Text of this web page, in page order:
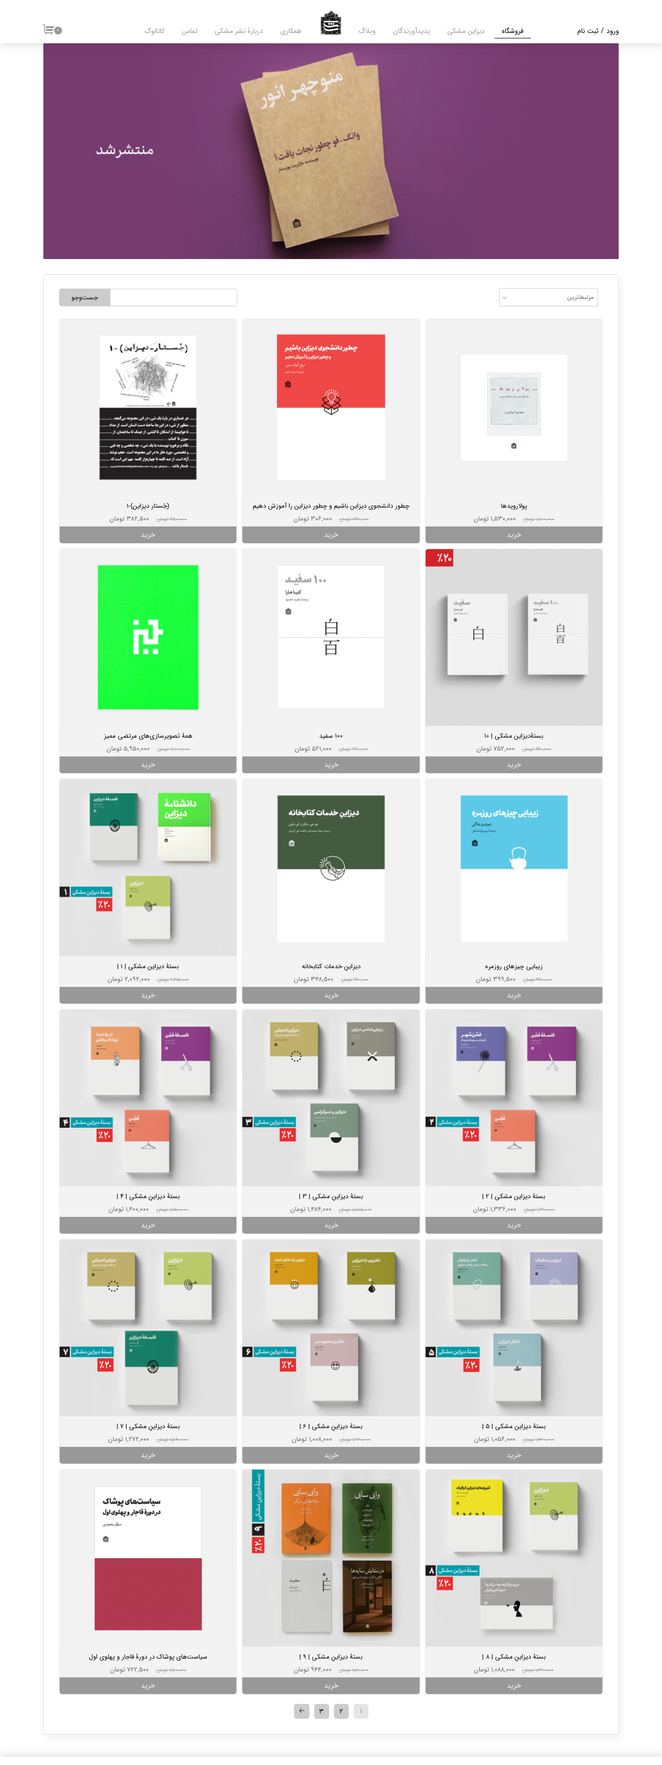
ورود / ثبت نام
حساب کاربری من
۰ همکاری دربارۀ نشر مشکی تماس کاتالوگ فروشگاه دیزاین مشکی پدید‌آورندگان وبلاگ
مرتبط‌ترین
پولارویدها
۱,۸۰۰,۰۰۰ تومان ۱,۵۳۰,۰۰۰ تومان
خرید
چطور دانشجوی دیزاین باشیم و چطور دیزاین را آموزش دهیم
۳۶۰,۰۰۰ تومان ۳۰۶,۰۰۰ تومان
خرید
(جُستار دیزاین)-1
۴۵۰,۰۰۰ تومان ۳۸۲,۵۰۰ تومان
خرید
بستۀ‌دیزاین مشکی | 10
۹۴۰,۰۰۰ تومان ۷۵۲,۰۰۰ تومان
خرید
100 سفید
۶۶۰,۰۰۰ تومان ۵۶۱,۰۰۰ تومان
خرید
همۀ تصویرسازی‌های مرتضی ممیز
۷,۰۰۰,۰۰۰ تومان ۵,۹۵۰,۰۰۰ تومان
خرید
زیبایی چیزهای روزمره
۴۷۰,۰۰۰ تومان ۳۹۹,۵۰۰ تومان
خرید
دیزاینِ خدمات کتابخانه
۴۱۰,۰۰۰ تومان ۳۴۸,۵۰۰ تومان
خرید
بستۀ دیزاین مشکی | 1 |
۲,۶۱۵,۰۰۰ تومان ۲,۰۹۲,۰۰۰ تومان
خرید
بستۀ دیزاین مشکی | 2 |
۱,۶۷۰,۰۰۰ تومان ۱,۳۳۶,۰۰۰ تومان
خرید
بستۀ دیزاینِ مشکی | 3 |
۱,۸۵۵,۰۰۰ تومان ۱,۴۸۴,۰۰۰ تومان
خرید
بستۀ دیزاینِ مشکی | 4 |
۱,۷۵۰,۰۰۰ تومان ۱,۴۰۰,۰۰۰ تومان
خرید
بستۀ دیزاین مشکی | 5 |
۱,۳۲۰,۰۰۰ تومان ۱,۰۵۶,۰۰۰ تومان
خرید
بستۀ دیزاینِ مشکی | 6 |
۱,۲۶۰,۰۰۰ تومان ۱,۰۰۸,۰۰۰ تومان
خرید
بستۀ دیزاینِ مشکی | 7 |
۱,۵۹۰,۰۰۰ تومان ۱,۲۷۲,۰۰۰ تومان
خرید
بستۀ دیزاینِ مشکی | 8 |
۱,۳۶۰,۰۰۰ تومان ۱,۰۸۸,۰۰۰ تومان
خرید
بستۀ دیزاینِ مشکی | 9 |
۱,۱۸۰,۰۰۰ تومان ۹۴۴,۰۰۰ تومان
خرید
سیاست‌های پوشاک در دورۀ قاجار و پهلوی اول
۸۵۰,۰۰۰ تومان ۷۲۲,۵۰۰ تومان
خرید
۱ ۲ ۳ 🡠
جست‌وجو